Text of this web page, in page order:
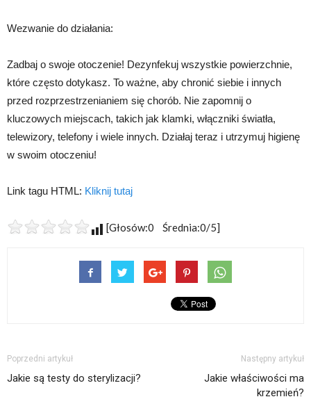
Wezwanie do działania:
Zadbaj o swoje otoczenie! Dezynfekuj wszystkie powierzchnie,
które często dotykasz. To ważne, aby chronić siebie i innych
przed rozprzestrzenianiem się chorób. Nie zapomnij o
kluczowych miejscach, takich jak klamki, włączniki światła,
telewizory, telefony i wiele innych. Działaj teraz i utrzymuj higienę
w swoim otoczeniu!
Link tagu HTML: Kliknij tutaj
[Głosów:0 Średnia:0/5]
Poprzedni artykuł
Jakie są testy do sterylizacji?
Następny artykuł
Jakie właściwości ma
krzemień?